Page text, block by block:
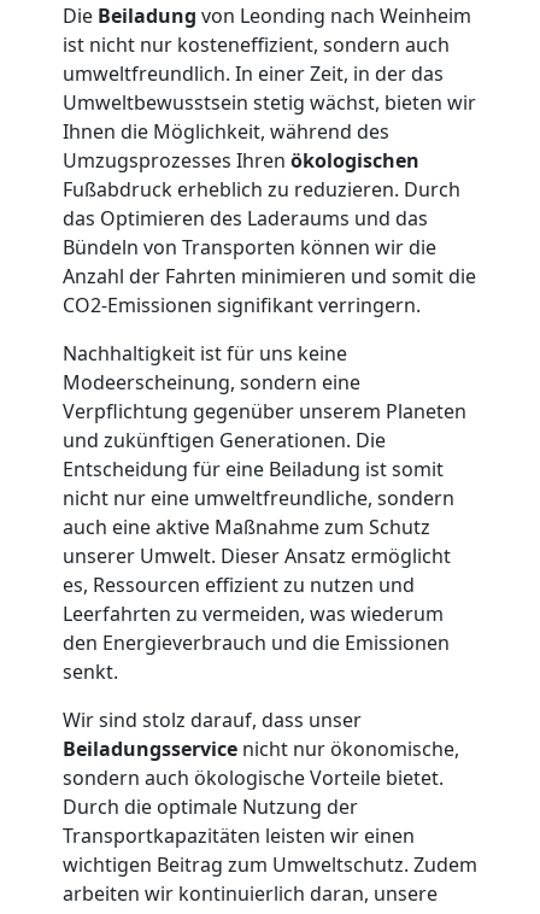
Die Beiladung von Leonding nach Weinheim
ist nicht nur kosteneffizient, sondern auch
umweltfreundlich. In einer Zeit, in der das
Umweltbewusstsein stetig wächst, bieten wir
Ihnen die Möglichkeit, während des
Umzugsprozesses Ihren ökologischen
Fußabdruck erheblich zu reduzieren. Durch
das Optimieren des Laderaums und das
Bündeln von Transporten können wir die
Anzahl der Fahrten minimieren und somit die
CO2-Emissionen signifikant verringern.
Nachhaltigkeit ist für uns keine
Modeerscheinung, sondern eine
Verpflichtung gegenüber unserem Planeten
und zukünftigen Generationen. Die
Entscheidung für eine Beiladung ist somit
nicht nur eine umweltfreundliche, sondern
auch eine aktive Maßnahme zum Schutz
unserer Umwelt. Dieser Ansatz ermöglicht
es, Ressourcen effizient zu nutzen und
Leerfahrten zu vermeiden, was wiederum
den Energieverbrauch und die Emissionen
senkt.
Wir sind stolz darauf, dass unser
Beiladungsservice nicht nur ökonomische,
sondern auch ökologische Vorteile bietet.
Durch die optimale Nutzung der
Transportkapazitäten leisten wir einen
wichtigen Beitrag zum Umweltschutz. Zudem
arbeiten wir kontinuierlich daran, unsere
Leonding
Übersiedlung
Leonding
Klaviertransport
Leonding
Privatumzug
Leonding
Tresortransport
Leonding
Umzug
für